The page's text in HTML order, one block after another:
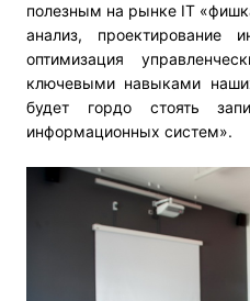
полезным на рынке IT
анализ, проектирование
оптимизация
ключевыми навыками
будет гордо стоять
информационных систем».